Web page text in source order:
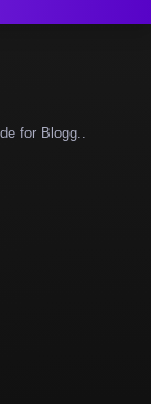
for Blogg..